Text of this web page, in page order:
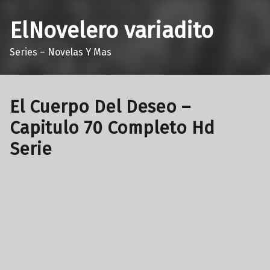
ElNovelero variadito
Series – Novelas Y Mas
El Cuerpo Del Deseo –
Capitulo 70 Completo Hd
Serie